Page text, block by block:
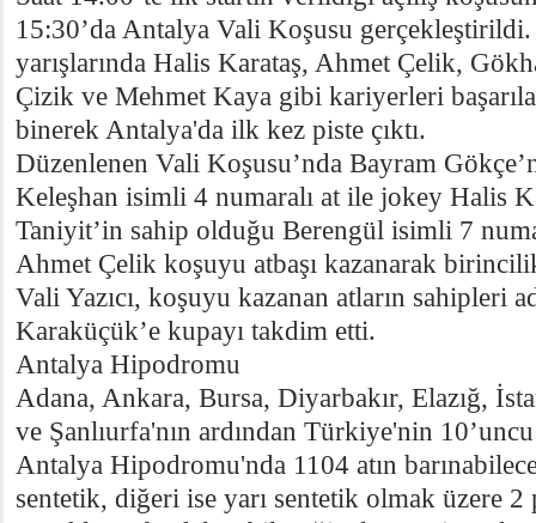
15:30’da Antalya Vali Koşusu gerçekleştirildi.
yarışlarında Halis Karataş, Ahmet Çelik,
Çizik ve Mehmet Kaya gibi kariyerleri
binerek Antalya'da ilk kez piste çıktı.
Düzenlenen Vali Koşusu’nda Bayram
Keleşhan isimli 4 numaralı at ile jokey Halis
Taniyit’in sahip olduğu Berengül isimli 7
Ahmet Çelik koşuyu atbaşı kazanarak
Vali Yazıcı, koşuyu kazanan atların sahipleri
Karaküçük’e kupayı takdim etti.
Antalya Hipodromu
Adana, Ankara, Bursa, Diyarbakır, Elazığ,
ve Şanlıurfa'nın ardından Türkiye'nin
Antalya Hipodromu'nda 1104 atın
sentetik, diğeri ise yarı sentetik olmak üzere